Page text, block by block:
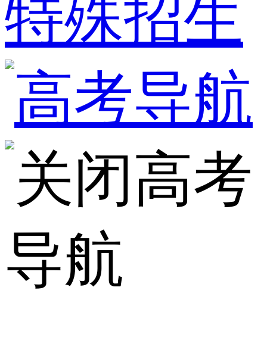
特殊招生
高考
导航